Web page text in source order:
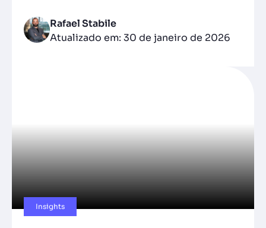
Rafael Stabile
Atualizado em: 30 de janeiro de 2026
Insights